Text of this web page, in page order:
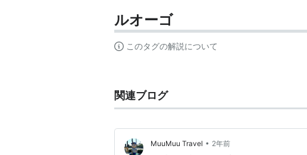
ルオーゴ
このタグの解説について
関連ブログ
MuuMuu Travel • 2年前